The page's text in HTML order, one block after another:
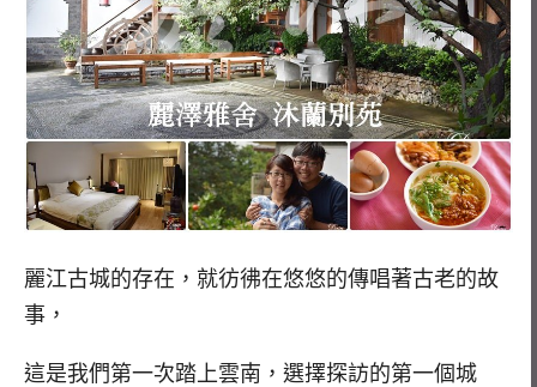
麗江古城的存在，就彷彿在悠悠的傳唱著古老的故
事，
這是我們第一次踏上雲南，選擇探訪的第一個城